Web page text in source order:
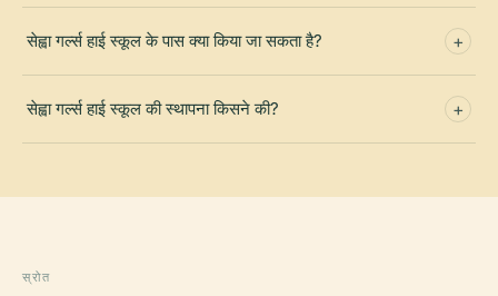
सेह्वा गर्ल्स हाई स्कूल के पास क्या किया जा सकता है?
सेह्वा गर्ल्स हाई स्कूल की स्थापना किसने की?
स्रोत